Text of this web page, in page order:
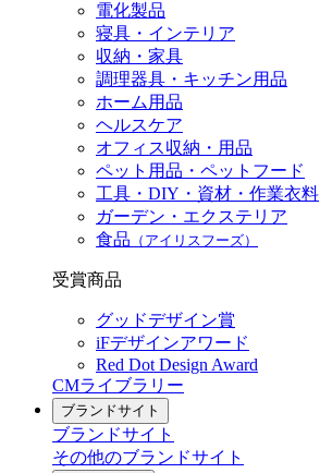
電化製品
寝具・インテリア
収納・家具
調理器具・キッチン用品
ホーム用品
ヘルスケア
オフィス収納・用品
ペット用品・ペットフード
工具・DIY・資材・作業衣料
ガーデン・エクステリア
食品 （アイリスフーズ）
受賞商品
グッドデザイン賞
iFデザインアワード
Red Dot Design Award
CMライブラリー
ブランドサイト
ブランドサイト
その他のブランドサイト